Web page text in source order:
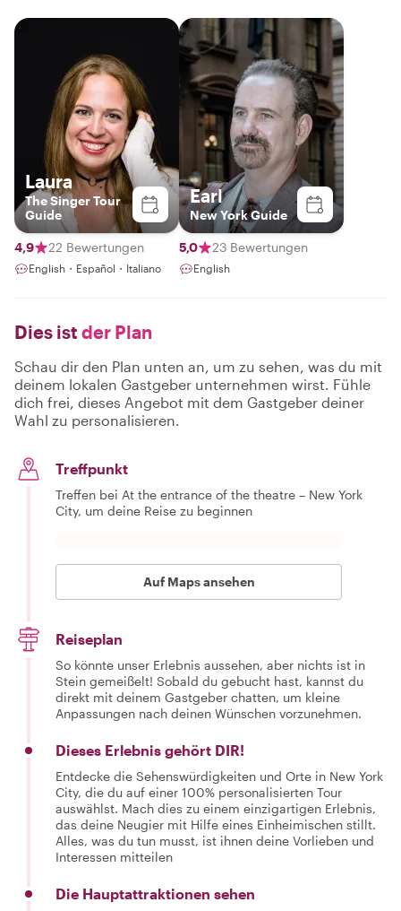
Laura
The Singer Tour
Guide
4,9 22 Bewertungen
English・Español・Italiano
Earl
New York Guide
5,0 23 Bewertungen
English
Dies ist der Plan
Schau dir den Plan unten an, um zu sehen, was du mit
deinem lokalen Gastgeber unternehmen wirst. Fühle
dich frei, dieses Angebot mit dem Gastgeber deiner
Wahl zu personalisieren.
Treffpunkt
Treffen bei At the entrance of the theatre – New York
City, um deine Reise zu beginnen
Auf Maps ansehen
Reiseplan
So könnte unser Erlebnis aussehen, aber nichts ist in
Stein gemeißelt! Sobald du gebucht hast, kannst du
direkt mit deinem Gastgeber chatten, um kleine
Anpassungen nach deinen Wünschen vorzunehmen.
Dieses Erlebnis gehört DIR!
Entdecke die Sehenswürdigkeiten und Orte in New York
City, die du auf einer 100% personalisierten Tour
auswählst. Mach dies zu einem einzigartigen Erlebnis,
das deine Neugier mit Hilfe eines Einheimischen stillt.
Alles, was du tun musst, ist ihnen deine Vorlieben und
Interessen mitteilen
Die Hauptattraktionen sehen